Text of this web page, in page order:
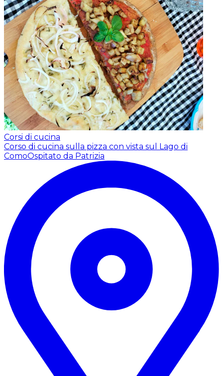
Corsi di cucina
Corso di cucina sulla pizza con vista sul Lago di
ComoOspitato da Patrizia